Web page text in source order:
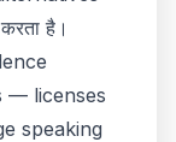
है।
— licenses
speaking